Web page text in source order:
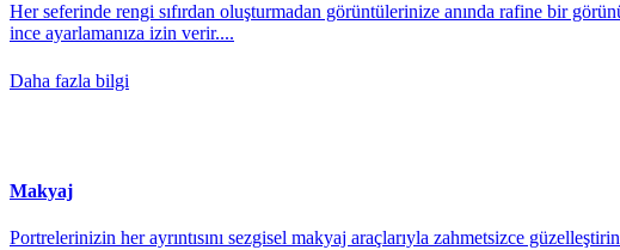
Her seferinde rengi sıfırdan oluşturmadan görüntülerinize anında rafine bir
ince ayarlamanıza izin verir....
Daha fazla bilgi
Makyaj
Portrelerinizin her ayrıntısını sezgisel makyaj araçlarıyla zahmetsizce